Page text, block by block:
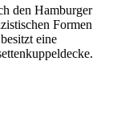
den Hamburger
Formen
eine